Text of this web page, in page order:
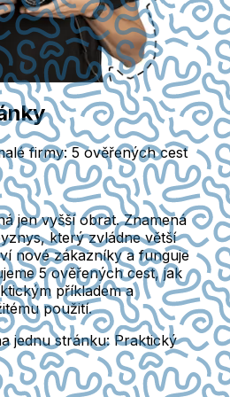
firmy: 5 ověřených cest
jen vyšší obrat. Znamená
který zvládne větší
nové zákazníky a funguje
5 ověřených cest, jak
příkladem a
použití.
jednu stránku: Praktický